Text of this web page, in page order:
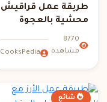
طريقة عمل قراقيش
محشية بالعجوة
8770
مشاهدة
CooksPedia
شائع